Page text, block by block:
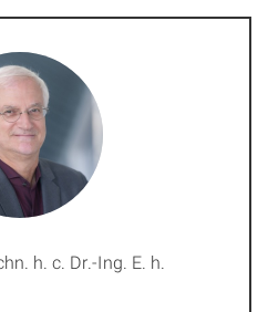
h. c. Dr.-Ing. E. h.